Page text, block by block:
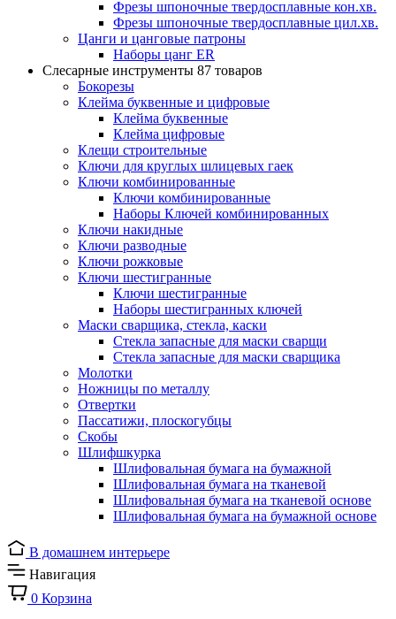
Фрезы шпоночные твердосплавные кон.хв.
Фрезы шпоночные твердосплавные цил.хв.
Цанги и цанговые патроны
Наборы цанг ER
Слесарные инструменты 87 товаров
Бокорезы
Клейма буквенные и цифровые
Клейма буквенные
Клейма цифровые
Клещи строительные
Ключи для круглых шлицевых гаек
Ключи комбинированные
Ключи комбинированные
Наборы Ключей комбинированных
Ключи накидные
Ключи разводные
Ключи рожковые
Ключи шестигранные
Ключи шестигранные
Наборы шестигранных ключей
Маски сварщика, стекла, каски
Стекла запасные для маски сварщи
Стекла запасные для маски сварщика
Молотки
Ножницы по металлу
Отвертки
Пассатижи, плоскогубцы
Скобы
Шлифшкурка
Шлифовальная бумага на бумажной
Шлифовальная бумага на тканевой
Шлифовальная бумага на тканевой основе
Шлифовальная бумага на бумажной основе
В домашнем интерьере
Навигация
0 Корзина